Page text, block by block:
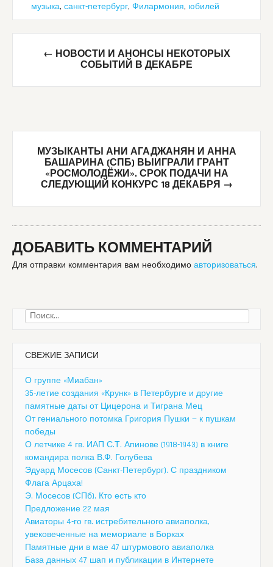
музыка, санкт-петербург, Филармония, юбилей
Post
navigation
← НОВОСТИ И АНОНСЫ НЕКОТОРЫХ
СОБЫТИЙ В ДЕКАБРЕ
МУЗЫКАНТЫ АНИ АГАДЖАНЯН И АННА
БАШАРИНА (СПБ) ВЫИГРАЛИ ГРАНТ
«РОСМОЛОДЁЖИ». СРОК ПОДАЧИ НА
СЛЕДУЮЩИЙ КОНКУРС 18 ДЕКАБРЯ →
ДОБАВИТЬ КОММЕНТАРИЙ
Для отправки комментария вам необходимо авторизоваться.
Найти:
СВЕЖИЕ ЗАПИСИ
О группе «Миабан»
35-летие создания «Крунк» в Петербурге и другие
памятные даты от Цицерона и Тиграна Мец
От гениального потомка Григория Пушки — к пушкам
победы
О летчике 4 гв. ИАП С.Т. Апинове (1918-1943) в книге
командира полка В.Ф. Голубева
Эдуард Мосесов (Санкт-Петербург). С праздником
Флага Арцаха!
Э. Мосесов (СПб). Кто есть кто
Предложение 22 мая
Авиаторы 4-го гв. истребительного авиаполка,
увековеченные на мемориале в Борках
Памятные дни в мае 47 штурмового авиаполка
База данных 47 шап и публикации в Интернете